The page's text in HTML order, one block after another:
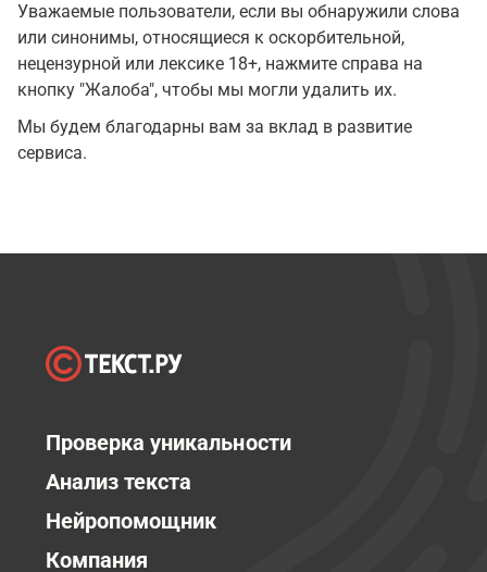
Уважаемые пользователи, если вы обнаружили слова
или синонимы, относящиеся к оскорбительной,
нецензурной или лексике 18+, нажмите справа на
кнопку "Жалоба", чтобы мы могли удалить их.
Мы будем благодарны вам за вклад в развитие
сервиса.
Проверка уникальности
Анализ текста
Нейропомощник
Компания